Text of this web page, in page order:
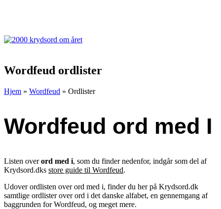
Wordfeud ordlister
Hjem » Wordfeud » Ordlister
Wordfeud ord med I
Listen overord med i, som du finder nedenfor, indgår som del af
Krydsord.dks store guide til Wordfeud.
Udover ordlisten over ord med i, finder du her på Krydsord.dk
samtlige ordlister over ord i det danske alfabet, en gennemgang af
baggrunden for Wordfeud, og meget mere.